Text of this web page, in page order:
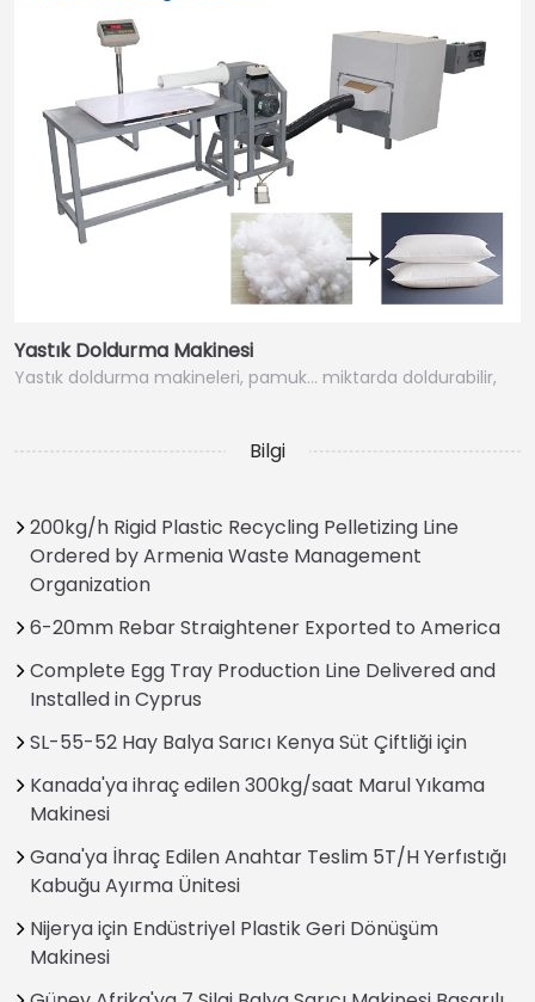
Yastık Doldurma Makinesi
Yastık doldurma makineleri, pamuk… miktarda doldurabilir,
Bilgi
200kg/h Rigid Plastic Recycling Pelletizing Line
Ordered by Armenia Waste Management
Organization
6-20mm Rebar Straightener Exported to America
Complete Egg Tray Production Line Delivered and
Installed in Cyprus
SL-55-52 Hay Balya Sarıcı Kenya Süt Çiftliği için
Kanada'ya ihraç edilen 300kg/saat Marul Yıkama
Makinesi
Gana'ya İhraç Edilen Anahtar Teslim 5T/H Yerfıstığı
Kabuğu Ayırma Ünitesi
Nijerya için Endüstriyel Plastik Geri Dönüşüm
Makinesi